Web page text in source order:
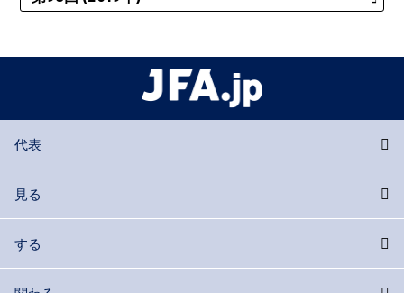
代表
見る
する